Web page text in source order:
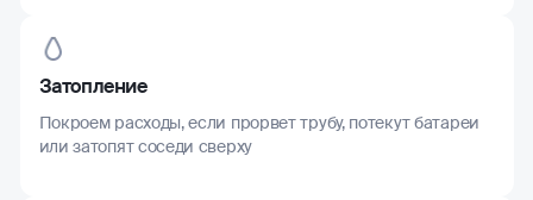
Затопление
Покроем расходы, если прорвет трубу, потекут батареи
или затопят соседи сверху